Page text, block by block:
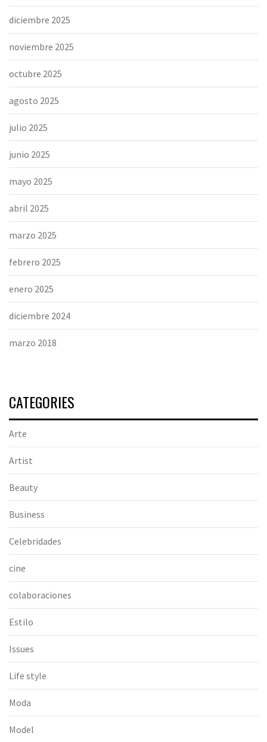
diciembre 2025
noviembre 2025
octubre 2025
agosto 2025
julio 2025
junio 2025
mayo 2025
abril 2025
marzo 2025
febrero 2025
enero 2025
diciembre 2024
marzo 2018
CATEGORIES
Arte
Artist
Beauty
Business
Celebridades
cine
colaboraciones
Estilo
Issues
Life style
Moda
Model